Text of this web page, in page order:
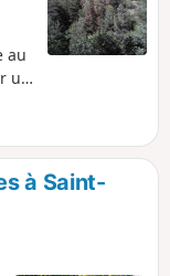
au
un
à Saint-